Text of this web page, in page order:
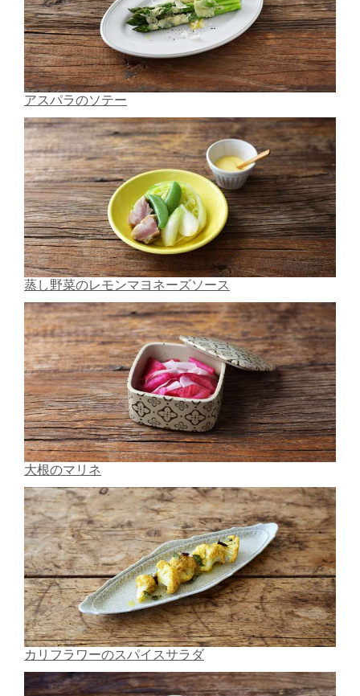
アスパラのソテー
蒸し野菜のレモンマヨネーズソース
大根のマリネ
カリフラワーのスパイスサラダ